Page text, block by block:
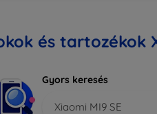
és tartozékok
Gyors keresés
Xiaomi MI9 SE